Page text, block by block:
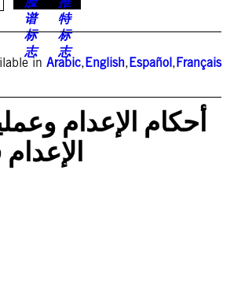
in Arabic,English,Español,Français